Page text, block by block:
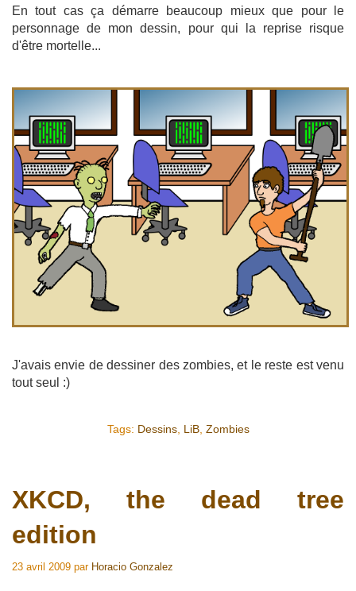
En tout cas ça démarre beaucoup mieux que pour le
personnage de mon dessin, pour qui la reprise risque
d'être mortelle...
J'avais envie de dessiner des zombies, et le reste est venu
tout seul :)
Tags: Dessins, LiB, Zombies
XKCD, the dead tree
edition
23 avril 2009 par Horacio Gonzalez